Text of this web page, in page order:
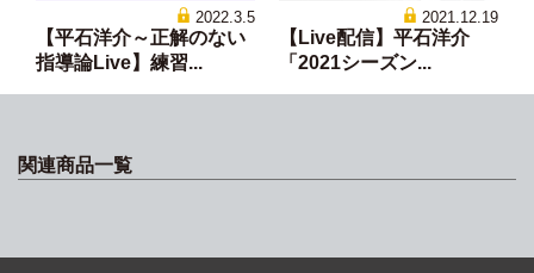
2022.3.5
【平石洋介～正解のない
指導論Live】練習...
2021.12.19
【Live配信】平石洋介
「2021シーズン...
関連商品一覧